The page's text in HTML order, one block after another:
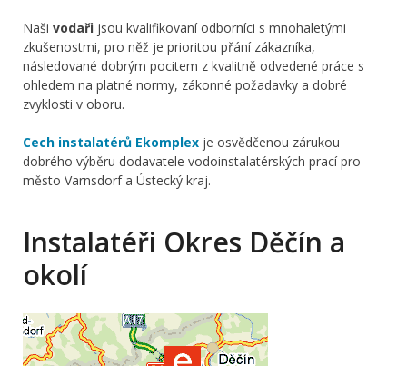
Naši vodaři jsou kvalifikovaní odborníci s mnohaletými
zkušenostmi, pro něž je prioritou přání zákazníka,
následované dobrým pocitem z kvalitně odvedené práce s
ohledem na platné normy, zákonné požadavky a dobré
zvyklosti v oboru.
Cech instalatérů Ekomplex je osvědčenou zárukou
dobrého výběru dodavatele vodoinstalatérských prací pro
město Varnsdorf a Ústecký kraj.
Instalatéři Okres Děčín a
okolí